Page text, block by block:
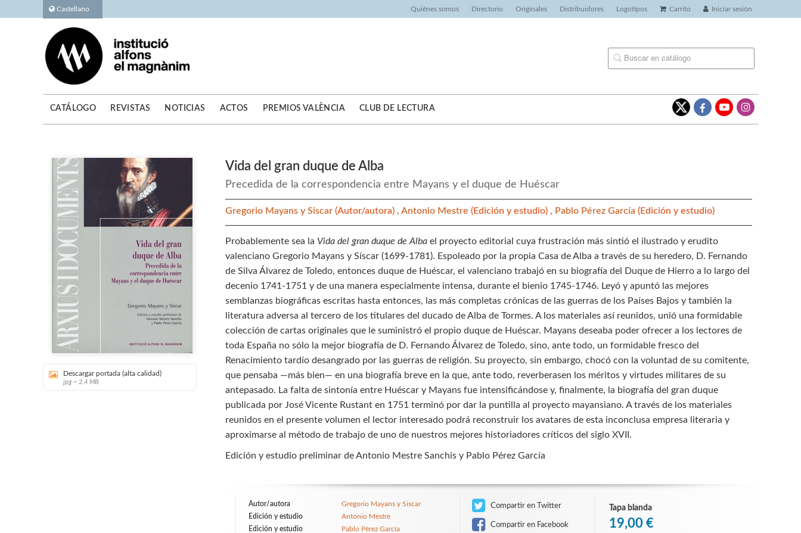
Castellano Quiénes somos Directorio Originales Distribuidores Logotipos Carrito Iniciar sesión
CATÁLOGO REVISTAS NOTICIAS ACTOS PREMIOS VALÈNCIA CLUB DE LECTURA
Descargar portada (alta calidad)
jpg ~ 2.4 MB
Vida del gran duque de Alba
Precedida de la correspondencia entre Mayans y el duque de Huéscar
Gregorio Mayans y Siscar(Autor/autora) ,Antonio Mestre(Edición y estudio) , Pablo Pérez García(Edición y estudio)
Probablemente sea la Vida del gran duque de Alba el proyecto editorial cuya frustración más sintió el ilustrado y erudito
valenciano Gregorio Mayans y Síscar (1699-1781). Espoleado por la propia Casa de Alba a través de su heredero, D. Fernando
de Silva Álvarez de Toledo, entonces duque de Huéscar, el valenciano trabajó en su biografía del Duque de Hierro a lo largo del
decenio 1741-1751 y de una manera especialmente intensa, durante el bienio 1745-1746. Leyó y apuntó las mejores
semblanzas biográficas escritas hasta entonces, las más completas crónicas de las guerras de los Países Bajos y también la
literatura adversa al tercero de los titulares del ducado de Alba de Tormes. A los materiales así reunidos, unió una formidable
colección de cartas originales que le suministró el propio duque de Huéscar. Mayans deseaba poder ofrecer a los lectores de
toda España no sólo la mejor biografía de D. Fernando Álvarez de Toledo, sino, ante todo, un formidable fresco del
Renacimiento tardío desangrado por las guerras de religión. Su proyecto, sin embargo, chocó con la voluntad de su comitente,
que pensaba —más bien— en una biografía breve en la que, ante todo, reverberasen los méritos y virtudes militares de su
antepasado. La falta de sintonía entre Huéscar y Mayans fue intensificándose y, finalmente, la biografía del gran duque
publicada por José Vicente Rustant en 1751 terminó por dar la puntilla al proyecto mayansiano. A través de los materiales
reunidos en el presente volumen el lector interesado podrá reconstruir los avatares de esta inconclusa empresa literaria y
aproximarse al método de trabajo de uno de nuestros mejores historiadores críticos del siglo XVII.
Edición y estudio preliminar de Antonio Mestre Sanchis y Pablo Pérez García
Autor/autora
Gregorio Mayans y Siscar
Edición y estudio
Antonio Mestre
Edición y estudio
Pablo Pérez García
Compartir en Twitter
Compartir en Facebook
Tapa blanda
19,00 €